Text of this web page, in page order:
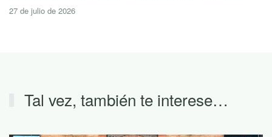
27 de julio de 2026
Tal vez, también te interese…